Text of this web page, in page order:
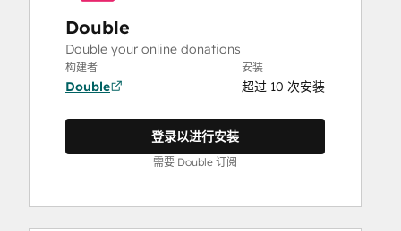
Double
Double your online donations
构建者
Double
安装
超过 10 次安装
登录以进行安装
需要 Double 订阅